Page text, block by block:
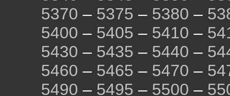
5370 – 5375 – 5380 –
5400 – 5405 – 5410 –
5430 – 5435 – 5440 –
5460 – 5465 – 5470 –
5490 – 5495 – 5500 –